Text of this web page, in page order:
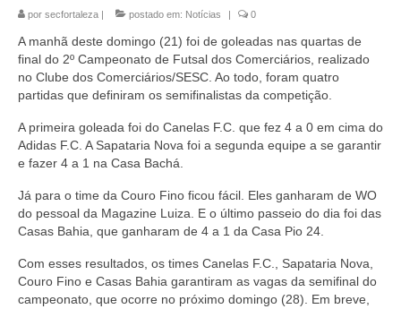
por secfortaleza | postado em: Notícias | 0
A manhã deste domingo (21) foi de goleadas nas quartas de
final do 2º Campeonato de Futsal dos Comerciários, realizado
no Clube dos Comerciários/SESC. Ao todo, foram quatro
partidas que definiram os semifinalistas da competição.
A primeira goleada foi do Canelas F.C. que fez 4 a 0 em cima do
Adidas F.C. A Sapataria Nova foi a segunda equipe a se garantir
e fazer 4 a 1 na Casa Bachá.
Já para o time da Couro Fino ficou fácil. Eles ganharam de WO
do pessoal da Magazine Luiza. E o último passeio do dia foi das
Casas Bahia, que ganharam de 4 a 1 da Casa Pio 24.
Com esses resultados, os times Canelas F.C., Sapataria Nova,
Couro Fino e Casas Bahia garantiram as vagas da semifinal do
campeonato, que ocorre no próximo domingo (28). Em breve,